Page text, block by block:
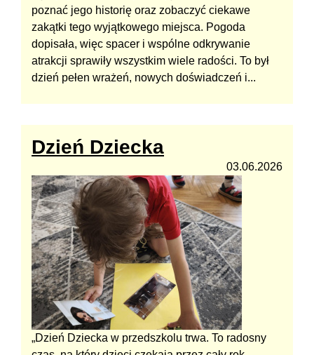
poznać jego historię oraz zobaczyć ciekawe
zakątki tego wyjątkowego miejsca. Pogoda
dopisała, więc spacer i wspólne odkrywanie
atrakcji sprawiły wszystkim wiele radości. To był
dzień pełen wrażeń, nowych doświadczeń i...
Dzień Dziecka
03.06.2026
„Dzień Dziecka w przedszkolu trwa. To radosny